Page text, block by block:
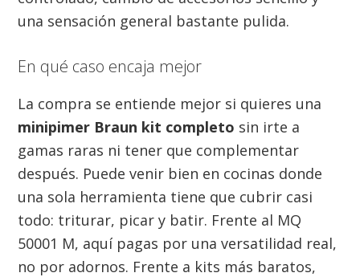
una sensación general bastante pulida.
En qué caso encaja mejor
La compra se entiende mejor si quieres una
minipimer Braun kit completo sin irte a
gamas raras ni tener que complementar
después. Puede venir bien en cocinas donde
una sola herramienta tiene que cubrir casi
todo: triturar, picar y batir. Frente al MQ
50001 M, aquí pagas por una versatilidad real,
no por adornos. Frente a kits más baratos,